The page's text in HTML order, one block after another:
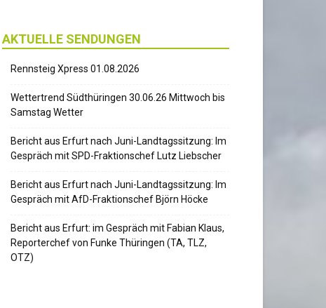
AKTUELLE SENDUNGEN
Rennsteig Xpress 01.08.2026
Wettertrend Südthüringen 30.06.26 Mittwoch bis
Samstag Wetter
Bericht aus Erfurt nach Juni-Landtagssitzung: Im
Gespräch mit SPD-Fraktionschef Lutz Liebscher
Bericht aus Erfurt nach Juni-Landtagssitzung: Im
Gespräch mit AfD-Fraktionschef Björn Höcke
Bericht aus Erfurt: im Gespräch mit Fabian Klaus,
Reporterchef von Funke Thüringen (TA, TLZ,
OTZ)